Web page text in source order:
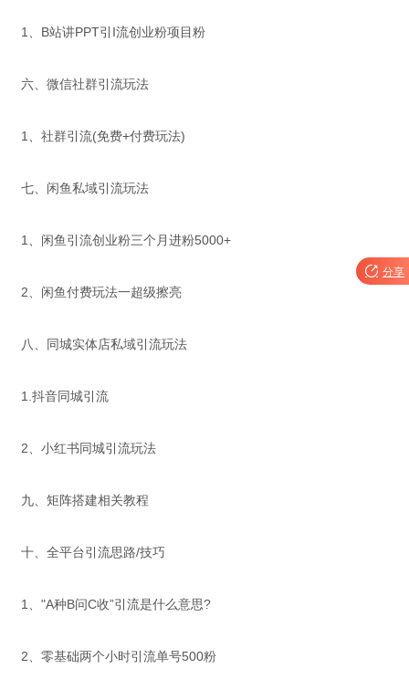
1、B站讲PPT引I流创业粉项目粉
六、微信社群引流玩法
1、社群引流(免费+付费玩法)
七、闲鱼私域引流玩法
1、闲鱼引流创业粉三个月进粉5000+
2、闲鱼付费玩法一超级擦亮
八、同城实体店私域引流玩法
1.抖音同城引流
2、小红书同城引流玩法
九、矩阵搭建相关教程
十、全平台引流思路/技巧
1、"A种B问C收”引流是什么意思?
2、零基础两个小时引流单号500粉
 分享